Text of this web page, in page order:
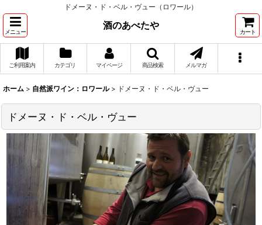
ドメーヌ・ド・ベル・ヴュー（ロワール）
メニュー
酒のあべたや
カート
ご利用案内 カテゴリ マイページ 商品検索 メルマガ
ホーム > 自然派ワイン：ロワール > ドメーヌ・ド・ベル・ヴュー
ドメーヌ・ド・ベル・ヴュー